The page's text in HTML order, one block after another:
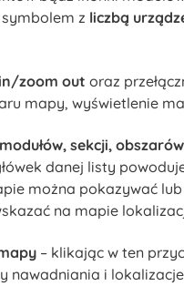
z liczbą
zoom out oraz
mapy, wyświetlenie
sekcji,
danej listy
można pokazywać
na mapie
– klikając w ten
nawadniania i